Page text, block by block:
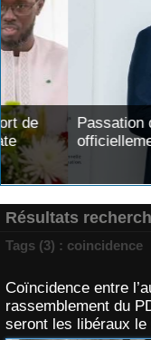
Passation de
officiellement
Résultats
Tags (3) : coincidence
Coïncidence entre
rassemblement du
seront les libéraux le